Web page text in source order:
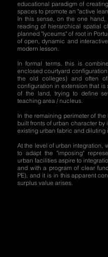
educational paradigm of
spaces to promote an "active
In this sense, on the one
reading of hierarchical spatial
planned "lyceums" of root in
of open, dynamic and
modern lesson.
In formal terms, this is
enclosed courtyard
the old colleges) and often
configuration in extension that
of the land, trying to define
teaching area / nucleus.
In the remaining perimeter of
built fronts of urban character by
existing urban fabric and diluting
At the level of urban integration,
to adapt the "imposing"
urban facilities aspire to
and with a program of clear
PE), and it is in this apparent
surplus value arises.